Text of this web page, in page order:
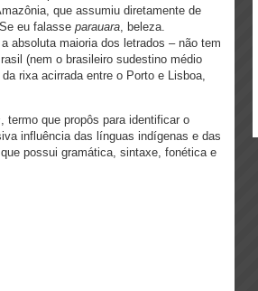
que assumiu diretamente de
eu falasse parauara, beleza.
absoluta maioria dos letrados – não tem
(nem o brasileiro sudestino médio
rixa acirrada entre o Porto e Lisboa,
, termo que propôs para identificar o
influência das línguas indígenas e das
possui gramática, sintaxe, fonética e